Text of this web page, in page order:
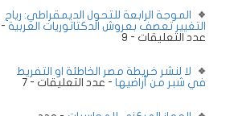
الموجة الرابعة للتحول الديمقراطي: رياح
التغيير تعصف بعروش الدكتاتوريات العربية -
عدد التعليقات - 9
لا لنشر خريطة مصر الخاطئة او التفريط
في شبر من أراضيها - عدد التعليقات - 7